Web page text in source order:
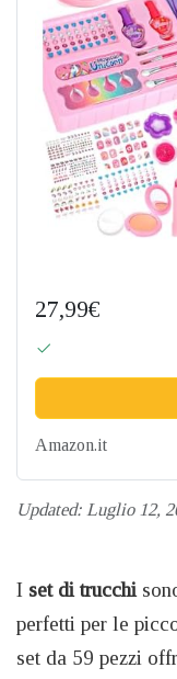
27,99€
Amazon.it
Updated: Luglio 12,
I set di trucchi
perfetti per le
set da 59 pezzi